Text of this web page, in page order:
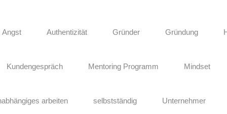
Angst Authentizität Gründer Gründung
Kundengespräch Mentoring Programm Mindset
arbeiten selbstständig Unternehmer